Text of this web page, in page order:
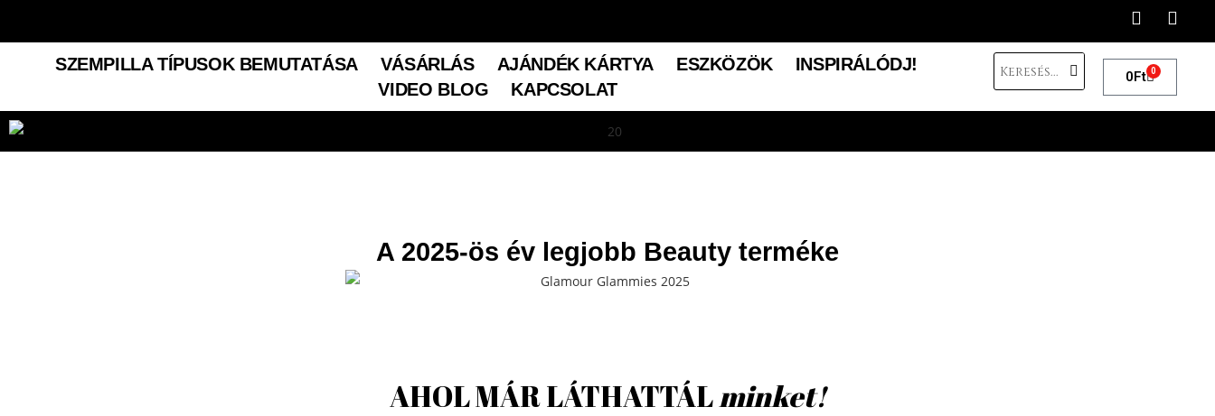
SZEMPILLA TÍPUSOK BEMUTATÁSA VÁSÁRLÁS AJÁNDÉK KÁRTYA ESZKÖZÖK
INSPIRÁLÓDJ!
VIDEO BLOG
KAPCSOLAT
0Ft 0
A 2025-ös év legjobb Beauty terméke
AHOL MÁR LÁTHATTÁLminket!